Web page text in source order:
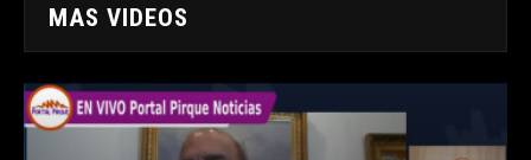
MAS VIDEOS